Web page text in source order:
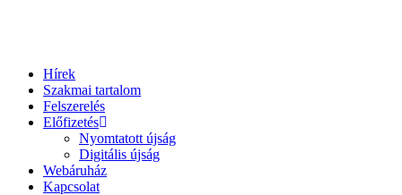
Hírek
Szakmai tartalom
Felszerelés
Előfizetés
Nyomtatott újság
Digitális újság
Webáruház
Kapcsolat